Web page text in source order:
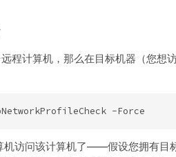
程计算机，那么在目标机器（您想访
机访问该计算机了——假设您拥有目